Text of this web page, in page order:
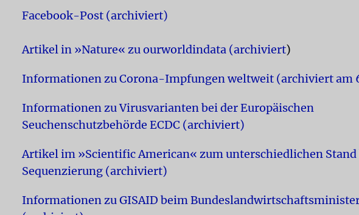
Facebook-Post (archiviert)
Artikel in »Nature« zu ourworldindata (archiviert)
Informationen zu Corona-Impfungen weltweit (archiviert am
Informationen zu Virusvarianten bei der Europäischen
Seuchenschutzbehörde ECDC (archiviert)
Artikel im »Scientific American« zum unterschiedlichen Stand
Sequenzierung (archiviert)
Informationen zu GISAID beim